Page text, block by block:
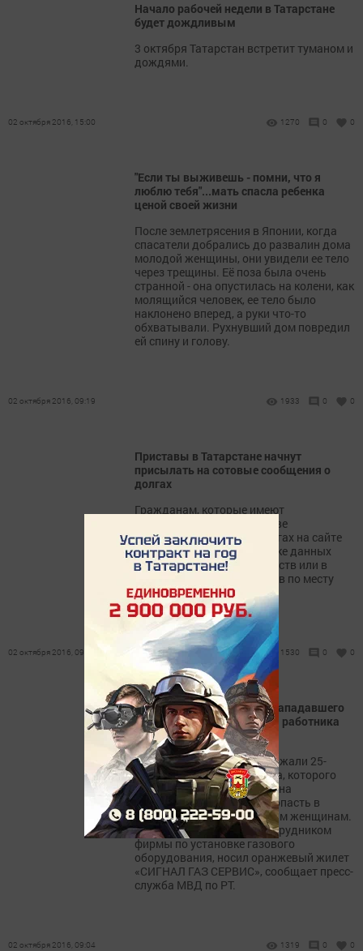
Начало рабочей недели в Татарстане
будет дождливым
3 октября Татарстан встретит туманом и
дождями.
02 октября 2016, 15:00 1270 0 0
"Если ты выживешь - помни, что я
люблю тебя"...мать спасла ребенка
ценой своей жизни
После землетрясения в Японии, когда
спасатели добрались до развалин дома
молодой женщины, они увидели ее тело
через трещины. Её поза была очень
странной - она опустилась на колени, как
молящийся человек, ее тело было
наклонено вперед, а руки что-то
обхватывали. Рухнувший дом повредил
ей спину и голову.
02 октября 2016, 09:19 1933 0 0
Приставы в Татарстане начнут
присылать на сотовые сообщения о
долгах
Гражданам, которые имеют
задолженность в ведомстве
рекомендуют узнать о долгах на сайте
УФССП России по РТ в банке данных
исполнительных производств или в
отделе судебных приставов по месту
жительства.
02 октября 2016, 09:09 1530 0 0
Полицейские задержали нападавшего
на пенсионерок под видом работника
газовой службы
Полицейские Казани задержали 25-
летнего молодого человека, которого
подозревают в нападении на
пенсионерку и попытках попасть в
квартиру к другим пожилым женщинам.
Парень представлялся сотрудником
фирмы по установке газового
оборудования, носил оранжевый жилет
«СИГНАЛ ГАЗ СЕРВИС», сообщает пресс-
служба МВД по РТ.
02 октября 2016, 09:04 1319 0 0